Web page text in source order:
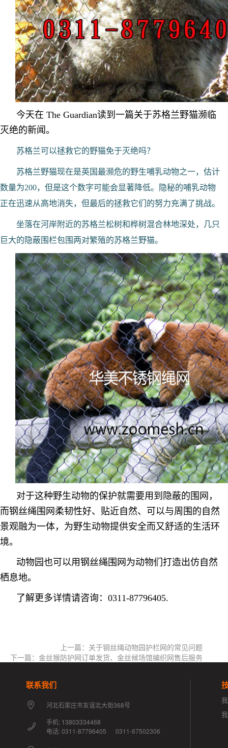
今天在 The Guardian读到一篇关于苏格兰野猫濒临
灭绝的新闻。
苏格兰可以拯救它的野猫免于灭绝吗？
苏格兰野猫现在是英国最濒危的野生哺乳动物之一，估计
数量为200，但是这个数字可能会显著降低。隐秘的哺乳动物
正在迅速从高地消失，但最后的拯救它们的努力充满了挑战。
坐落在河岸附近的苏格兰松树和桦树混合林地深处，几只
巨大的隐蔽围栏包围两对繁殖的苏格兰野猫。
对于这种野生动物的保护就需要用到隐蔽的围网，
而钢丝绳围网柔韧性好、贴近自然、可以与周围的自然
景观融为一体，为野生动物提供安全而又舒适的生活环
境。
动物园也可以用钢丝绳围网为动物们打造出仿自然
栖息地。
了解更多详情请咨询：0311-87796405.
上一篇：关于钢丝绳动物园护栏网的常见问题
下一篇：金丝猴防护网订单发货、金丝候场馆编织网售后服务
联系我们
河北石家庄市友谊北大街368号
手机: 13803334468
电话: 0311-87796405 0311-67502306